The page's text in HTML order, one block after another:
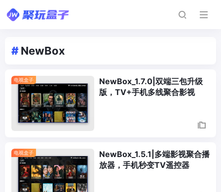
#NewBox
电视盒子
NewBox_1.7.0|双端三包升级
版，TV+手机多线聚合影视
电视盒子
NewBox_1.5.1|多端影视聚合播
放器，手机秒变TV遥控器